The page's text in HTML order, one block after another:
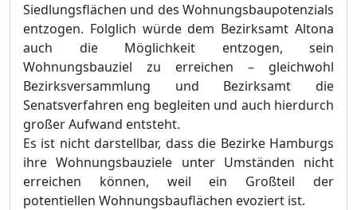
Siedlungsflächen und des Wohnungsbaupotenzials
entzogen. Folglich würde dem Bezirksamt Altona
auch die Möglichkeit entzogen, sein
Wohnungsbauziel zu erreichen – gleichwohl
Bezirksversammlung und Bezirksamt die
Senatsverfahren eng begleiten und auch hierdurch
großer Aufwand entsteht.
Es ist nicht darstellbar, dass die Bezirke Hamburgs
ihre Wohnungsbauziele unter Umständen nicht
erreichen können, weil ein Großteil der
potentiellen Wohnungsbauflächen evoziert ist.